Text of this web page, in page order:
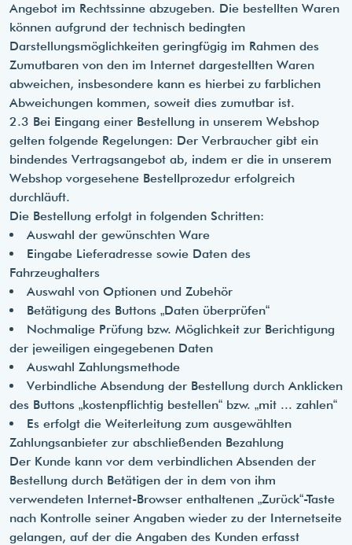
Angebot im Rechtssinne abzugeben. Die bestellten Waren
können aufgrund der technisch bedingten
Darstellungsmöglichkeiten geringfügig im Rahmen des
Zumutbaren von den im Internet dargestellten Waren
abweichen, insbesondere kann es hierbei zu farblichen
Abweichungen kommen, soweit dies zumutbar ist.
2.3 Bei Eingang einer Bestellung in unserem Webshop
gelten folgende Regelungen: Der Verbraucher gibt ein
bindendes Vertragsangebot ab, indem er die in unserem
Webshop vorgesehene Bestellprozedur erfolgreich
durchläuft.
Die Bestellung erfolgt in folgenden Schritten:
Auswahl der gewünschten Ware
Eingabe Lieferadresse sowie Daten des
Fahrzeughalters
Auswahl von Optionen und Zubehör
Betätigung des Buttons „Daten überprüfen“
Nochmalige Prüfung bzw. Möglichkeit zur Berichtigung
der jeweiligen eingegebenen Daten
Auswahl Zahlungsmethode
Verbindliche Absendung der Bestellung durch Anklicken
des Buttons „kostenpflichtig bestellen“ bzw. „mit ... zahlen“
Es erfolgt die Weiterleitung zum ausgewählten
Zahlungsanbieter zur abschließenden Bezahlung
Der Kunde kann vor dem verbindlichen Absenden der
Bestellung durch Betätigen der in dem von ihm
verwendeten Internet-Browser enthaltenen „Zurück“-Taste
nach Kontrolle seiner Angaben wieder zu der Internetseite
gelangen, auf der die Angaben des Kunden erfasst